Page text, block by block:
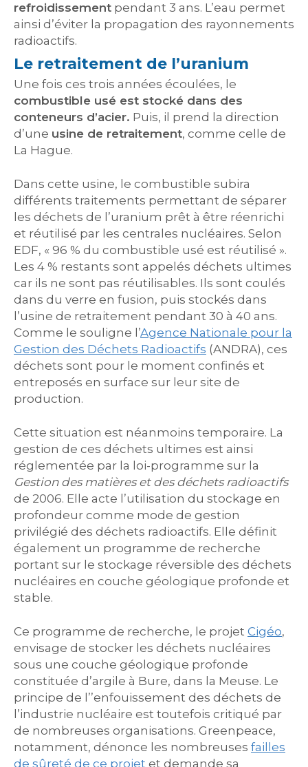
refroidissement pendant 3 ans. L’eau permet
ainsi d’éviter la propagation des rayonnements
radioactifs.
Le retraitement de l’uranium
Une fois ces trois années écoulées, le
combustible usé est stocké dans des
conteneurs d’acier. Puis, il prend la direction
d’une usine de retraitement, comme celle de
La Hague.
Dans cette usine, le combustible subira
différents traitements permettant de séparer
les déchets de l’uranium prêt à être réenrichi
et réutilisé par les centrales nucléaires. Selon
EDF, « 96 % du combustible usé est réutilisé ».
Les 4 % restants sont appelés déchets ultimes
car ils ne sont pas réutilisables. Ils sont coulés
dans du verre en fusion, puis stockés dans
l’usine de retraitement pendant 30 à 40 ans.
Comme le souligne l’Agence Nationale pour la
Gestion des Déchets Radioactifs (ANDRA), ces
déchets sont pour le moment confinés et
entreposés en surface sur leur site de
production.
Cette situation est néanmoins temporaire. La
gestion de ces déchets ultimes est ainsi
réglementée par la loi-programme sur la
Gestion des matières et des déchets radioactifs
de 2006. Elle acte l’utilisation du stockage en
profondeur comme mode de gestion
privilégié des déchets radioactifs. Elle définit
également un programme de recherche
portant sur le stockage réversible des déchets
nucléaires en couche géologique profonde et
stable.
Ce programme de recherche, le projet Cigéo,
envisage de stocker les déchets nucléaires
sous une couche géologique profonde
constituée d’argile à Bure, dans la Meuse. Le
principe de l’’enfouissement des déchets de
l’industrie nucléaire est toutefois critiqué par
de nombreuses organisations. Greenpeace,
notamment, dénonce les nombreuses failles
de sûreté de ce projet et demande sa